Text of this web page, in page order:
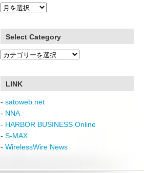
Archive
Select Category
Select
LINK
- satoweb.net
- NNA
- HARBOR BUSINESS Online
- S-MAX
- WirelessWire News